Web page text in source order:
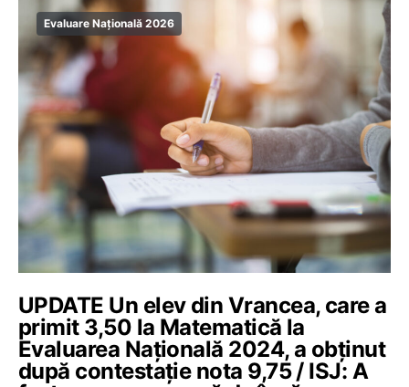
Evaluare Națională 2026
UPDATE Un elev din Vrancea, care a
primit 3,50 la Matematică la
Evaluarea Națională 2024, a obținut
după contestație nota 9,75 / ISJ: A